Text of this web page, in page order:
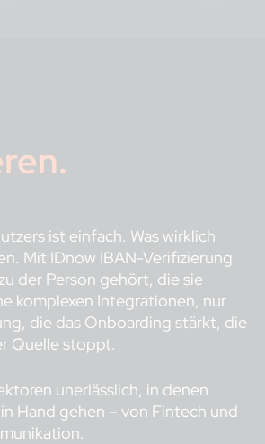
ist einfach. Was wirklich
Mit IDnow IBAN-Verifizierung
der Person gehört, die sie
komplexen Integrationen, nur
die das Onboarding stärkt, die
Quelle stoppt.
unerlässlich, in denen
Hand gehen – von Fintech und